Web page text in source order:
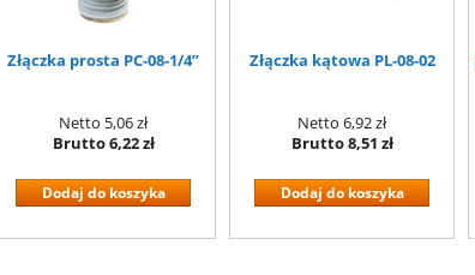
Złączka prosta PC-08-1/4”
Netto 5,06 zł
Brutto6,22 zł
Dodaj do koszyka
Złączka kątowa PL-08-02
Netto 6,92 zł
Brutto8,51 zł
Dodaj do koszyka